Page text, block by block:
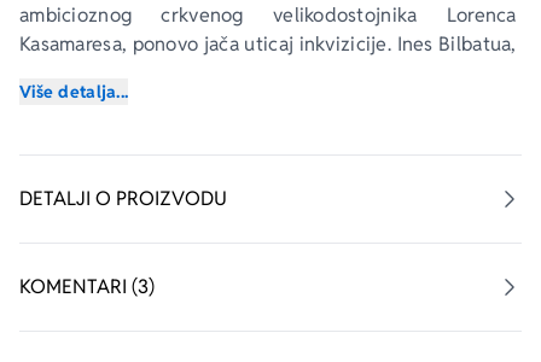
ambicioznog crkvenog velikodostojnika Lorenca
Kasamaresa, ponovo jača uticaj inkvizicije. Ines Bilbatua,
najvećeg španskog umetnika toga doba, službenog
optužena za jeres i bačena u tamnicu. Goja pokušava da
izbavi Ines, i sâm Lorenco voljan je da pomogne, ali
zbližavaju se u inkvizitorskoj ćeliji. Zabranjena ljubav
produbljuje tragediju. Dvadeset godina kasnije, Lorenco
se suočava sa mračnim amanetom prošlosti...
Više detalja...
DETALJI O PROIZVODU
KOMENTARI (3)